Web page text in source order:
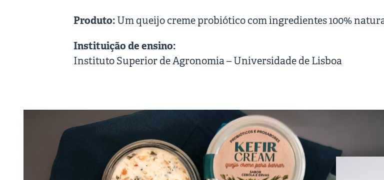
Produto: Um queijo creme probiótico com ingredientes 100%
Instituição de ensino:
Instituto Superior de Agronomia – Universidade de Lisboa